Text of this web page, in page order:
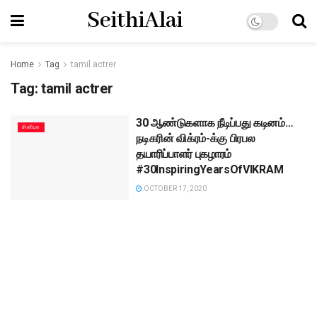
SeithiAlai
Home Tag tamil actrer
Tag: tamil actrer
சினிமா
30 ஆண்டுகளாக நீடிப்பது கடினம்…
நடிகரின் விக்ரம்-க்கு பிரபல
தயாரிப்பாளர் புகழாரம்
#30InspiringYearsOfVIKRAM
OCTOBER 17, 2020